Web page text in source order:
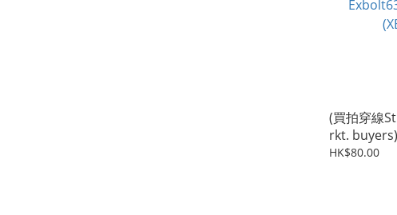
(買拍穿線
rkt.
Exbolt63 羽毛球線
HK$80.00